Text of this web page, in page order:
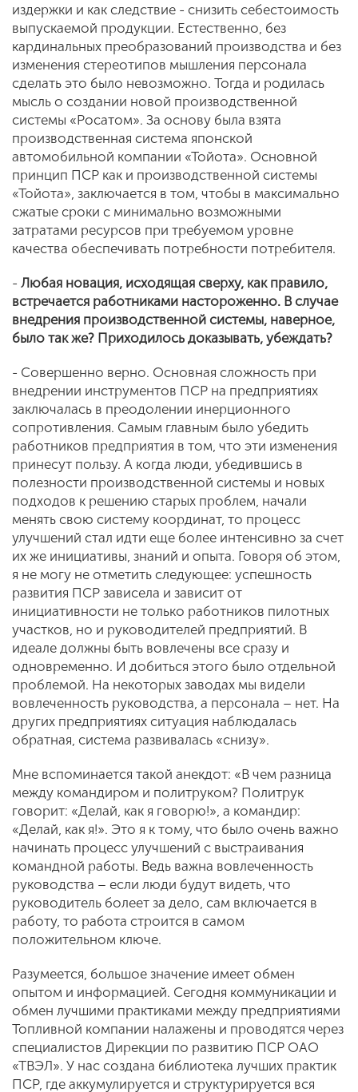
издержки и как следствие - снизить себестоимость
выпускаемой продукции. Естественно, без
кардинальных преобразований производства и без
изменения стереотипов мышления персонала
сделать это было невозможно. Тогда и родилась
мысль о создании новой производственной
системы «Росатом». За основу была взята
производственная система японской
автомобильной компании «Тойота». Основной
принцип ПСР как и производственной системы
«Тойота», заключается в том, чтобы в максимально
сжатые сроки с минимально возможными
затратами ресурсов при требуемом уровне
качества обеспечивать потребности потребителя.
- Любая новация, исходящая сверху, как правило,
встречается работниками настороженно. В случае
внедрения производственной системы, наверное,
было так же? Приходилось доказывать, убеждать?
- Совершенно верно. Основная сложность при
внедрении инструментов ПСР на предприятиях
заключалась в преодолении инерционного
сопротивления. Самым главным было убедить
работников предприятия в том, что эти изменения
принесут пользу. А когда люди, убедившись в
полезности производственной системы и новых
подходов к решению старых проблем, начали
менять свою систему координат, то процесс
улучшений стал идти еще более интенсивно за счет
их же инициативы, знаний и опыта. Говоря об этом,
я не могу не отметить следующее: успешность
развития ПСР зависела и зависит от
инициативности не только работников пилотных
участков, но и руководителей предприятий. В
идеале должны быть вовлечены все сразу и
одновременно. И добиться этого было отдельной
проблемой. На некоторых заводах мы видели
вовлеченность руководства, а персонала – нет. На
других предприятиях ситуация наблюдалась
обратная, система развивалась «снизу».
Мне вспоминается такой анекдот: «В чем разница
между командиром и политруком? Политрук
говорит: «Делай, как я говорю!», а командир:
«Делай, как я!». Это я к тому, что было очень важно
начинать процесс улучшений с выстраивания
командной работы. Ведь важна вовлеченность
руководства – если люди будут видеть, что
руководитель болеет за дело, сам включается в
работу, то работа строится в самом
положительном ключе.
Разумеется, большое значение имеет обмен
опытом и информацией. Сегодня коммуникации и
обмен лучшими практиками между предприятиями
Топливной компании налажены и проводятся через
специалистов Дирекции по развитию ПСР ОАО
«ТВЭЛ». У нас создана библиотека лучших практик
ПСР, где аккумулируется и структурируется вся